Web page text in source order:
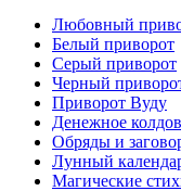
Любовный
Белый приворот
Серый приворот
Черный
Приворот Вуду
Денежное
Обряды и
Лунный
Магические